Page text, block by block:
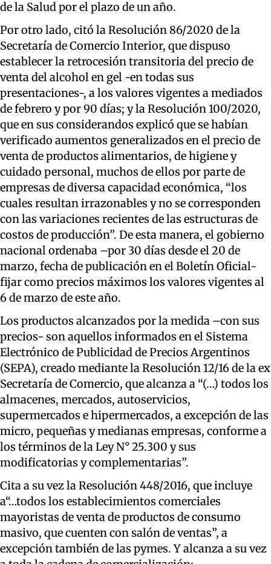
de la Salud por el plazo de un año.
Por otro lado, citó la Resolución 86/2020 de la
Secretaría de Comercio Interior, quedispuso
establecer la retrocesión transitoria del precio de
venta del alcohol en gel -en todas sus
presentaciones-, a los valores vigentes a mediados
de febrero y por 90 días; y la Resolución 100/2020,
que en sus considerandos explicó que se habían
verificado aumentos generalizados en el precio de
venta de productos alimentarios, de higiene y
cuidado personal, muchos de ellos por parte de
empresas de diversa capacidad económica, “los
cuales resultan irrazonables y no se corresponden
con las variaciones recientes de las estructuras de
costos de producción”. De esta manera, el gobierno
nacional ordenaba –por 30 días desde el 20 de
marzo, fecha de publicación en el Boletín Oficial-
fijar como precios máximos los valores vigentes al
6 de marzo de este año.
Los productos alcanzados por la medida –con sus
precios- son aquellos informados en el Sistema
Electrónico de Publicidad de Precios Argentinos
(SEPA), creado mediante la Resolución 12/16 de la ex
Secretaría de Comercio, que alcanza a “(…) todos los
almacenes, mercados, autoservicios,
supermercados e hipermercados, a excepción de las
micro, pequeñas ymedianas empresas, conforme a
los términos de la Ley N° 25.300 y sus
modificatorias y complementarias”.
Cita a su vez la Resolución 448/2016, que incluye
a“…todos los establecimientos comerciales
mayoristas de venta de productos de consumo
masivo, que cuenten con salón de ventas”, a
excepcióntambién de las pymes. Y alcanza a su vez